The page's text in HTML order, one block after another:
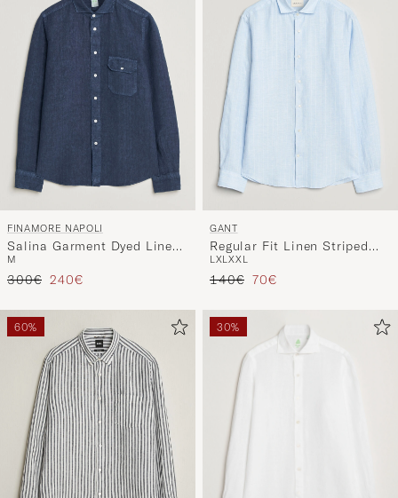
FINAMORE NAPOLI
Salina Garment Dyed Linen
Overshirt Navy
M
Regulärer Preis
300€ Reduzierter Preis
240€
GANT
Regular Fit Linen Striped
Shirt Sky Blue
LXLXXL
Regulärer Preis
140€ Reduzierter Preis
70€
60% 30%